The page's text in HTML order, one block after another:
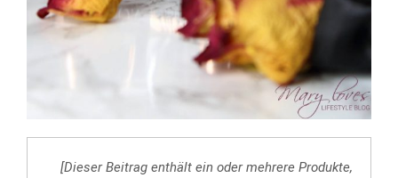
[Dieser Beitrag enthält ein oder mehrere Produkte,